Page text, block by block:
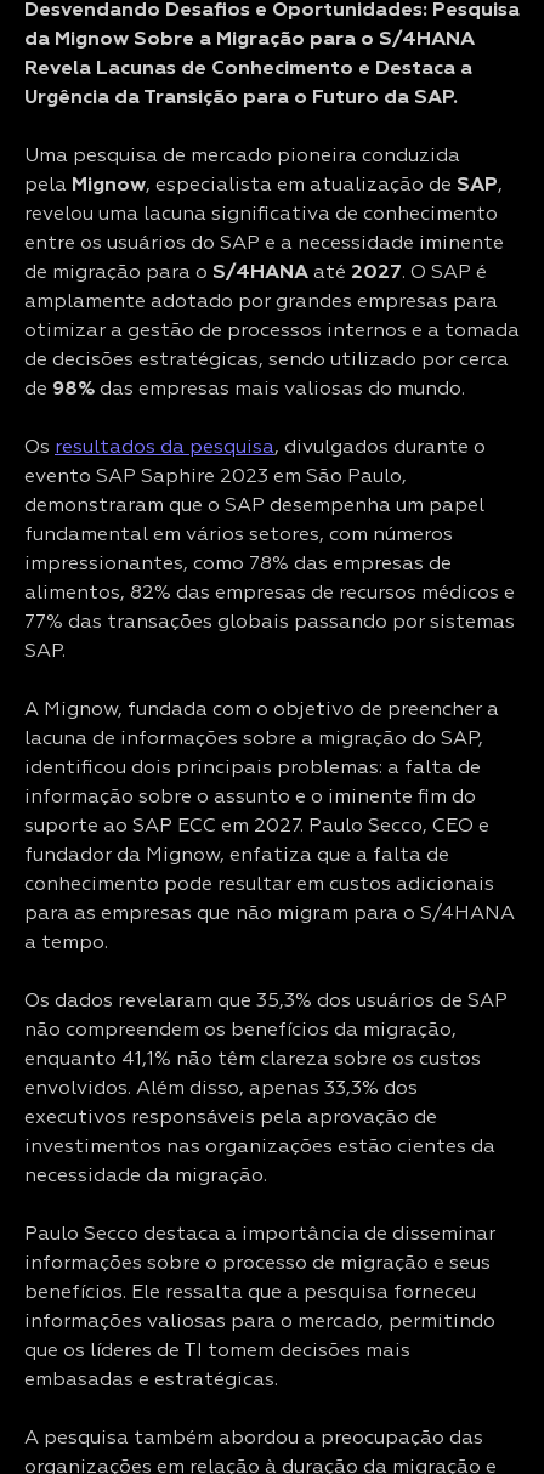
Desvendando Desafios e Oportunidades: Pesquisa
da Mignow Sobre a Migração para o S/4HANA
Revela Lacunas de Conhecimento e Destaca a
Urgência da Transição para o Futuro da SAP.
Uma pesquisa de mercado pioneira conduzida
pela Mignow, especialista em atualização de SAP,
revelou uma lacuna significativa de conhecimento
entre os usuários do SAP e a necessidade iminente
de migração para o S/4HANA até 2027. O SAP é
amplamente adotado por grandes empresas para
otimizar a gestão de processos internos e a tomada
de decisões estratégicas, sendo utilizado por cerca
de 98% das empresas mais valiosas do mundo.
Os resultados da pesquisa, divulgados durante o
evento SAP Saphire 2023 em São Paulo,
demonstraram que o SAP desempenha um papel
fundamental em vários setores, com números
impressionantes, como 78% das empresas de
alimentos, 82% das empresas de recursos médicos e
77% das transações globais passando por sistemas
SAP.
A Mignow, fundada com o objetivo de preencher a
lacuna de informações sobre a migração do SAP,
identificou dois principais problemas: a falta de
informação sobre o assunto e o iminente fim do
suporte ao SAP ECC em 2027. Paulo Secco, CEO e
fundador da Mignow, enfatiza que a falta de
conhecimento pode resultar em custos adicionais
para as empresas que não migram para o S/4HANA
a tempo.
Os dados revelaram que 35,3% dos usuários de SAP
não compreendem os benefícios da migração,
enquanto 41,1% não têm clareza sobre os custos
envolvidos. Além disso, apenas 33,3% dos
executivos responsáveis pela aprovação de
investimentos nas organizações estão cientes da
necessidade da migração.
Paulo Secco destaca a importância de disseminar
informações sobre o processo de migração e seus
benefícios. Ele ressalta que a pesquisa forneceu
informações valiosas para o mercado, permitindo
que os líderes de TI tomem decisões mais
embasadas e estratégicas.
A pesquisa também abordou a preocupação das
organizações em relação à duração da migração e